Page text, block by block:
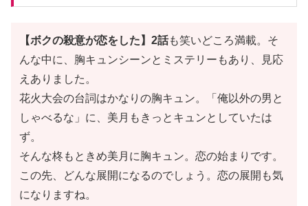
【ボクの殺意が恋をした】2話も笑いどころ満載。そ
んな中に、胸キュンシーンとミステリーもあり、見応
えありました。
花火大会の台詞はかなりの胸キュン。「俺以外の男と
しゃべるな」に、美月もきっとキュンとしていたは
ず。
そんな柊もときめ美月に胸キュン。恋の始まりです。
この先、どんな展開になるのでしょう。恋の展開も気
になりますね。